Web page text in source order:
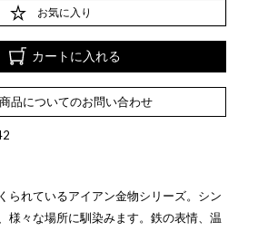
お気に入り
カートに入れる
商品についてのお問い合わせ
られているアイアン金物シリーズ。シン
様々な場所に馴染みます。鉄の表情、温